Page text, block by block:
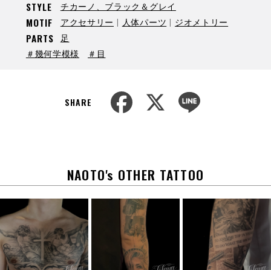
STYLE チカーノ、ブラック＆グレイ
MOTIF アクセサリー 人体パーツ ジオメトリー
PARTS
足
＃幾何学模様
＃目
SHARE
NAOTO's OTHER TATTOO